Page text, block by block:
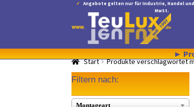
Angebote gelten nur für Industrie, Handel
MwSt.
Navigation
springen
Inhalt
springen
►
Start Produkte verschlagwortet
Filtern nach:
Montageart